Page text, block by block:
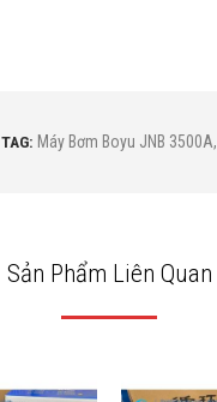
TAG: Máy Bơm Boyu JNB 3500A,
Sản Phẩm Liên Quan